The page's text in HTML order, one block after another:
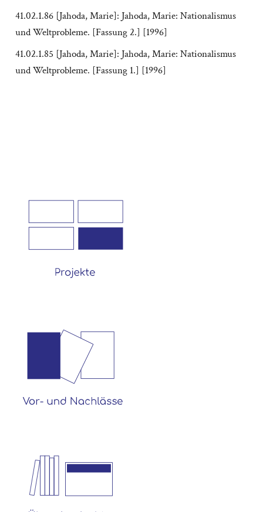
41.02.1.86 [Jahoda, Marie]: Jahoda, Marie: Nationalismus
und Weltprobleme. [Fassung 2.] [1996]
41.02.1.85 [Jahoda, Marie]: Jahoda, Marie: Nationalismus
und Weltprobleme. [Fassung 1.] [1996]